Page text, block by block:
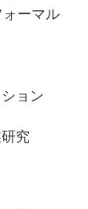
ーマル
ョン
究